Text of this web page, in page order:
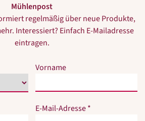
Mühlenpost
regelmäßig über neue Produkte,
Interessiert? Einfach E-Mailadresse
eintragen.
Vorname
E-Mail-Adresse *